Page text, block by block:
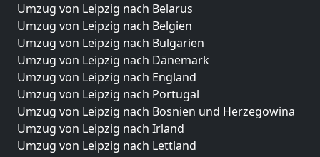
Umzug von Leipzig nach Belarus
Umzug von Leipzig nach Belgien
Umzug von Leipzig nach Bulgarien
Umzug von Leipzig nach Dänemark
Umzug von Leipzig nach England
Umzug von Leipzig nach Portugal
Umzug von Leipzig nach Bosnien und Herzegowina
Umzug von Leipzig nach Irland
Umzug von Leipzig nach Lettland